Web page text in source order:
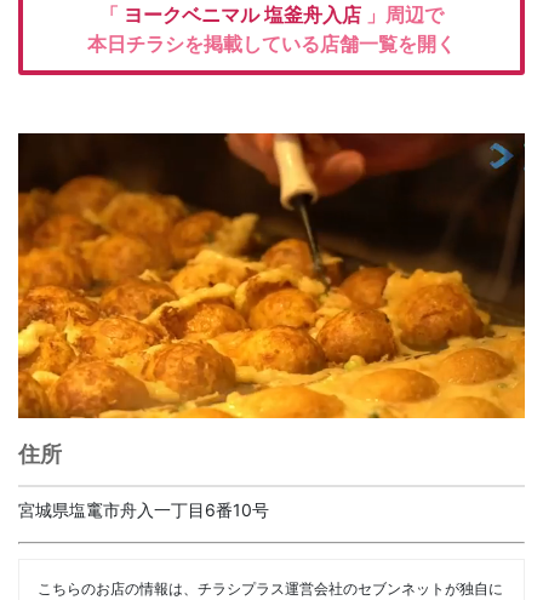
「 ヨークベニマル塩釜舟入店 」周辺で
本日チラシを掲載している店舗一覧を開く
住所
宮城県塩竃市舟入一丁目6番10号
こちらのお店の情報は、チラシプラス運営会社のセブンネットが独自に